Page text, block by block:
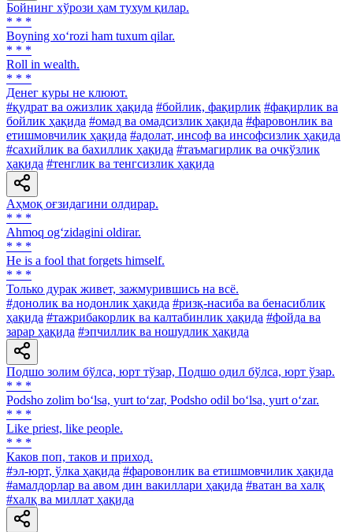
Бойнинг хўрози ҳам тухум қилар.
* * *
Boyning xo‘rozi ham tuxum qilar.
* * *
Roll in wealth.
* * *
Денег куры не клюют.
#қудрат ва ожизлик ҳақида #бойлик, фақирлик #фақирлик ва
бойлик ҳақида #омад ва омадсизлик ҳақида #фаровонлик ва
етишмовчилик ҳақида #адолат, инсоф ва инсофсизлик ҳақида
#сахийлик ва бахиллик ҳақида #таъмагирлик ва очкўзлик
ҳақида #тенглик ва тенгсизлик ҳақида
Аҳмоқ оғзидагини олдирар.
* * *
Ahmoq og‘zidagini oldirar.
* * *
He is a fool that forgets himself.
* * *
Только дурак живет, зажмурившись на всё.
#донолик ва нодонлик ҳақида #ризқ-насиба ва бенасиблик
ҳақида #тажрибакорлик ва калтабинлик ҳақида #фойда ва
зарар ҳақида #эпчиллик ва ношудлик ҳақида
Подшо золим бўлса, юрт тўзар, Подшо одил бўлса, юрт ўзар.
* * *
Podsho zolim bo‘lsa, yurt to‘zar, Podsho odil bo‘lsa, yurt o‘zar.
* * *
Like priest, like people.
* * *
Каков поп, таков и приход.
#эл-юрт, ўлка ҳақида #фаровонлик ва етишмовчилик ҳақида
#амалдорлар ва авом дин вакиллари ҳақида #ватан ва халқ
#халқ ва миллат ҳақида